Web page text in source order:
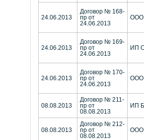
24.06.2013
Договор № 168-
пр от
24.06.2013
ООО
24.06.2013
Договор № 169-
пр от
24.06.2013
ИП
24.06.2013
Договор № 170-
пр от
24.06.2013
ООО
08.08.2013
Договор № 211-
пр от
08.08.2013
ИП
08.08.2013
Договор № 212-
пр от
08.08.2013
ООО